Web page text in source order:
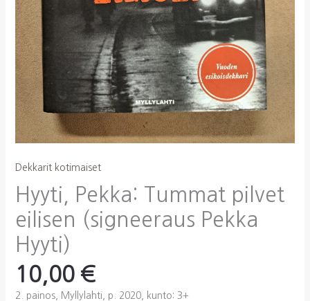
Dekkarit kotimaiset
Hyyti, Pekka: Tummat pilvet
eilisen (signeeraus Pekka
Hyyti)
10,00 €
2. painos, Myllylahti, p. 2020, kunto: 3+